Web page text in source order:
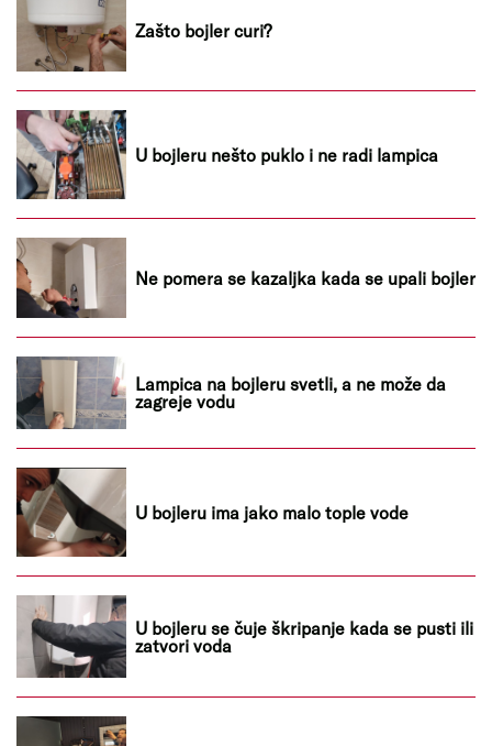
Zašto bojler curi?
U bojleru nešto puklo i ne radi lampica
Ne pomera se kazaljka kada se upali bojler
Lampica na bojleru svetli, a ne može da
zagreje vodu
U bojleru ima jako malo tople vode
U bojleru se čuje škripanje kada se pusti ili
zatvori voda